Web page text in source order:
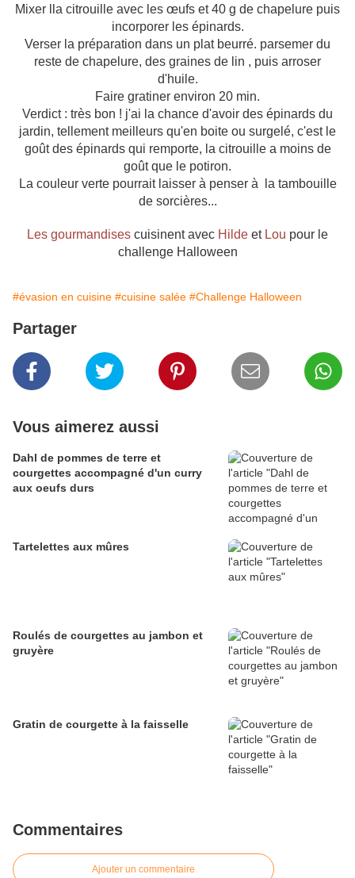
Mixer lla citrouille avec les œufs et 40 g de chapelure puis
incorporer les épinards.
Verser la préparation dans un plat beurré. parsemer du
reste de chapelure, des graines de lin , puis arroser
d'huile.
Faire gratiner environ 20 min.
Verdict : très bon ! j'ai la chance d'avoir des épinards du
jardin, tellement meilleurs qu'en boite ou surgelé, c'est le
goût des épinards qui remporte, la citrouille a moins de
goût que le potiron.
La couleur verte pourrait laisser à penser à la tambouille
de sorcières...
Les gourmandises cuisinent avec Hilde et Lou pour le
challenge Halloween
#évasion en cuisine #cuisine salée #Challenge Halloween
Partager
Vous aimerez aussi
Dahl de pommes de terre et
courgettes accompagné d'un curry
aux oeufs durs
Tartelettes aux mûres
Roulés de courgettes au jambon et
gruyère
Gratin de courgette à la faisselle
Commentaires
Ajouter un commentaire